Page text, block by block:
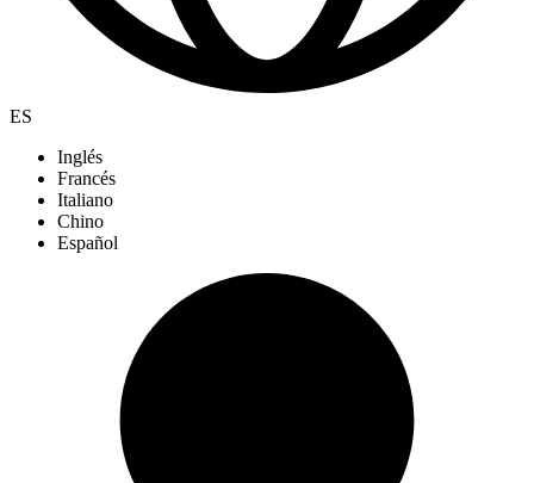
ES
Inglés
Francés
Italiano
Chino
Español